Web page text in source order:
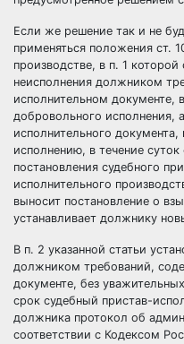
Если же решение так и не
применяться положения ст.
производстве, в п. 1 которой
неисполнения должником
исполнительном документе,
добровольного исполнения,
исполнительного
исполнению, в течение
постановления судебного
исполнительного
выносит постановление о
устанавливает должнику
В п. 2 указанной статьи
должником требований,
документе, без
срок судебный пристав-
должника протокол об
соответствии с Кодексом